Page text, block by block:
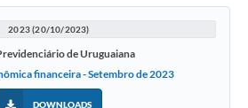
2023 (20/10/2023)
de Uruguaiana
financeira - Setembro de 2023
DOWNLOADS